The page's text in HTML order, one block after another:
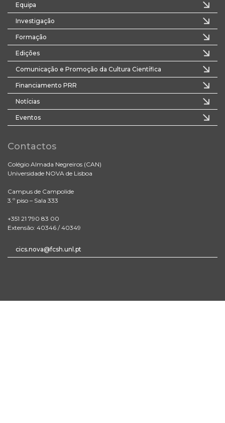
Equipa
Investigação
Formação
Edições
Comunicação e Promoção da Cultura Científica
Financiamento PRR
Notícias
Eventos
Contactos
Colégio Almada Negreiros (CAN)
Universidade NOVA de Lisboa
Campus de Campolide
3.º piso – Sala 333
+351 21 790 83 00
Extensão: 40346 / 40349
cics.nova@fcsh.unl.pt